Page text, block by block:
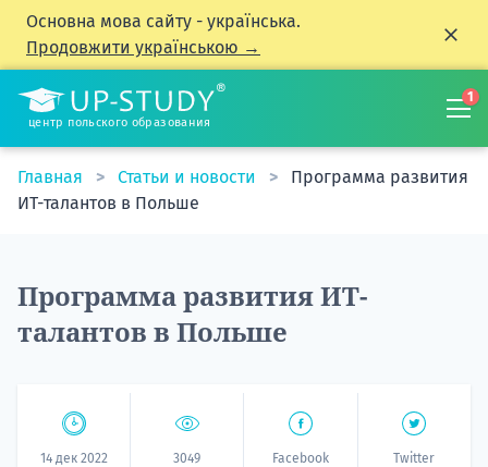
Основна мова сайту - українська.
Продовжити українською →
центр польского образования
1
Главная Статьи и новости
Программа развития
ИТ-талантов в Польше
Программа развития ИТ-
талантов в Польше
14 дек 2022 3049 Facebook Twitter